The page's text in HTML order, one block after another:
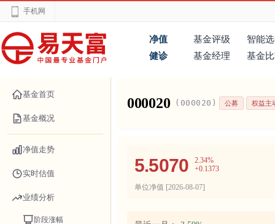
手机网
净值 基金评级
智能
健诊
基金经理 基金
基金首页
基金概况
净值走势
实时估值
业绩分析
阶段涨幅
000020 (000020) 公募 权益主
5.5070
2.34%
+0.1373
单位净值 [2026-08-07]